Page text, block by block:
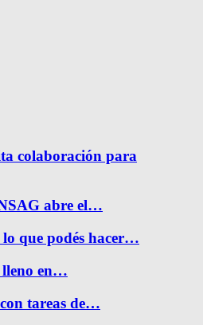
colaboración para
abre el…
que podés hacer…
lleno en…
tareas de…